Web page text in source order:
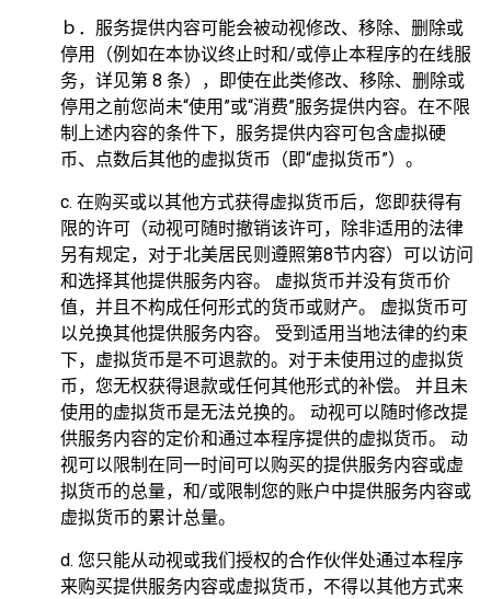
ｂ．服务提供内容可能会被动视修改、移除、删除或
停用（例如在本协议终止时和/或停止本程序的在线服
务，详见第 8 条），即使在此类修改、移除、删除或
停用之前您尚未“使用”或“消费”服务提供内容。在不限
制上述内容的条件下，服务提供内容可包含虚拟硬
币、点数后其他的虚拟货币（即“虚拟货币”）。
c. 在购买或以其他方式获得虚拟货币后，您即获得有
限的许可（动视可随时撤销该许可，除非适用的法律
另有规定，对于北美居民则遵照第8节内容）可以访问
和选择其他提供服务内容。 虚拟货币并没有货币价
值，并且不构成任何形式的货币或财产。 虚拟货币可
以兑换其他提供服务内容。 受到适用当地法律的约束
下，虚拟货币是不可退款的。对于未使用过的虚拟货
币，您无权获得退款或任何其他形式的补偿。 并且未
使用的虚拟货币是无法兑换的。 动视可以随时修改提
供服务内容的定价和通过本程序提供的虚拟货币。 动
视可以限制在同一时间可以购买的提供服务内容或虚
拟货币的总量，和/或限制您的账户中提供服务内容或
虚拟货币的累计总量。
d. 您只能从动视或我们授权的合作伙伴处通过本程序
来购买提供服务内容或虚拟货币，不得以其他方式来